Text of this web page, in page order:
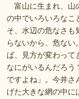
富山に生まれ、山
の中でいろいろなこ
そ、水辺の危なさも
らないから、危ない
ば、見方が変わって
なにがいるんだろう
ですよね」。今井さ
げた大きな網の中に